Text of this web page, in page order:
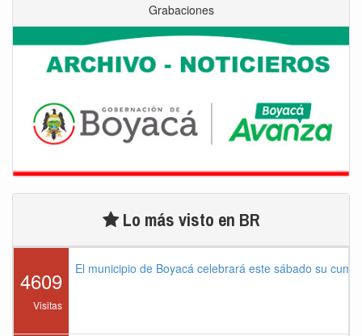
Grabaciones
Lo más visto en BR
4609
Visitas
El municipio de Boyacá celebrará este sábado su